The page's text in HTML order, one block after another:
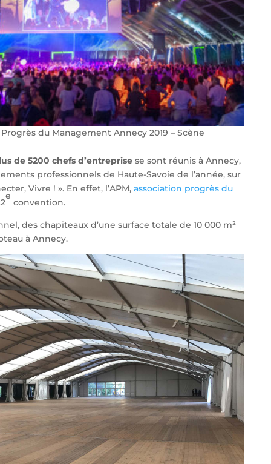
du Management Annecy 2019 – Scène
de 5200 chefs d’entreprisese sont réunis à Annecy,
professionnels de Haute-Savoie de l’année, sur
Vivre ! ». En effet, l’APM, association progrès du
e
convention.
des chapiteaux d’une surface totale de 10 000 m²
à Annecy.